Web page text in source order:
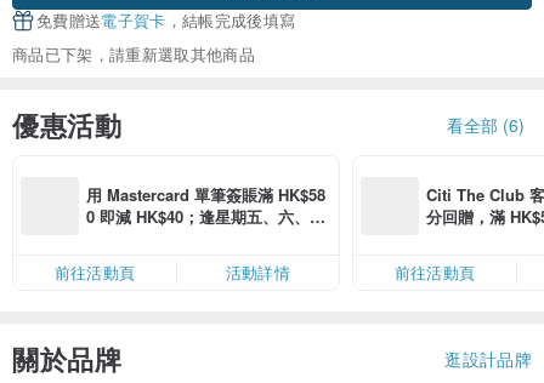
免費贈送電子賀卡 ，結帳完成後填寫
商品已下架，請重新選取其他商品
優惠活動 看全部 (6)
用 Mastercard 單筆簽賬滿 HK$58
0 即減 HK$40；逢星期五、六、日
限，額滿即止，僅限「常用信用
卡」結帳）
前往活動頁 活動詳情
Citi The Club
分回贈，滿
前往活動頁
關於品牌 逛設計品牌